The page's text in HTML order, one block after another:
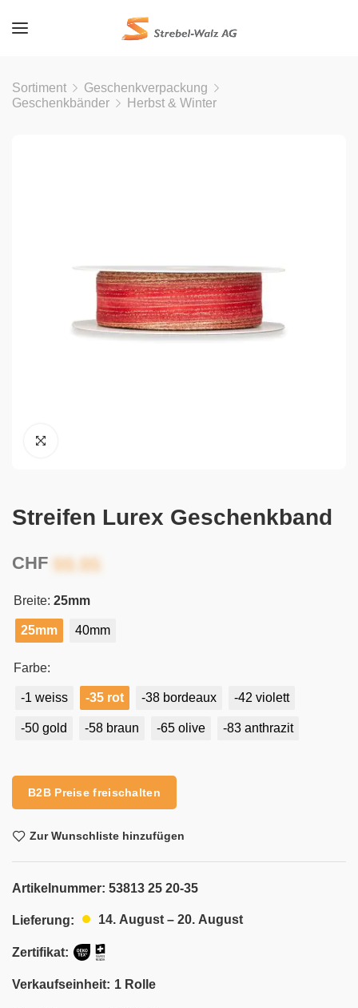
Sortiment
Geschenkverpackung
Geschenkbänder
Herbst & Winter
Streifen Lurex Geschenkband
CHF
Breite: 25mm
25mm 40mm
Farbe:
-1 weiss -35 rot -38 bordeaux -42 violett
-50 gold -58 braun -65 olive -83 anthrazit
B2B Preise freischalten
Zur Wunschliste hinzufügen
Artikelnummer: 53813 25 20-35
Lieferung: 14. August – 20. August
Zertifikat:
Verkaufseinheit: 1 Rolle